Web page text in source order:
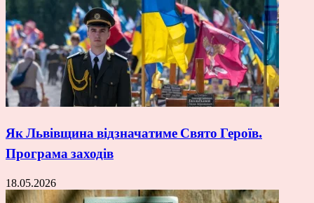
Як Львівщина відзначатиме Свято Героїв.
Програма заходів
18.05.2026